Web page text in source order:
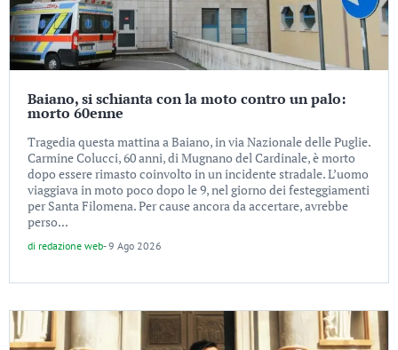
Baiano, si schianta con la moto contro un palo:
morto 60enne
Tragedia questa mattina a Baiano, in via Nazionale delle Puglie.
Carmine Colucci, 60 anni, di Mugnano del Cardinale, è morto
dopo essere rimasto coinvolto in un incidente stradale. L’uomo
viaggiava in moto poco dopo le 9, nel giorno dei festeggiamenti
per Santa Filomena. Per cause ancora da accertare, avrebbe
perso...
di redazione web-9 Ago 2026